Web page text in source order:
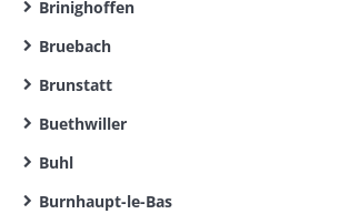
Brinighoffen
Bruebach
Brunstatt
Buethwiller
Buhl
Burnhaupt-le-Bas